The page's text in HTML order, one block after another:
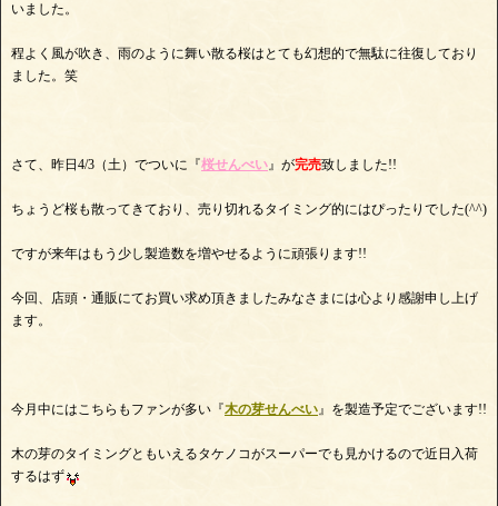
いました。
程よく風が吹き、雨のように舞い散る桜はとても幻想的で無駄に往復しており
ました。笑
さて、昨日4/3（土）でついに『桜せんべい』が完売致しました!!
ちょうど桜も散ってきており、売り切れるタイミング的にはぴったりでした(^^)
ですが来年はもう少し製造数を増やせるように頑張ります!!
今回、店頭・通販にてお買い求め頂きましたみなさまには心より感謝申し上げ
ます。
今月中にはこちらもファンが多い『木の芽せんべい』を製造予定でございます!!
木の芽のタイミングともいえるタケノコがスーパーでも見かけるので近日入荷
するはず